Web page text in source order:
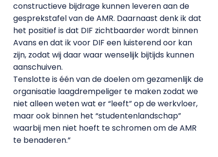
constructieve bijdrage kunnen leveren aan de
gesprekstafel van de AMR. Daarnaast denk ik dat
het positief is dat DIF zichtbaarder wordt binnen
Avans en dat ik voor DIF een luisterend oor kan
zijn, zodat wij daar waar wenselijk bijtijds kunnen
aanschuiven.
Tenslotte is één van de doelen om gezamenlijk de
organisatie laagdrempeliger te maken zodat we
niet alleen weten wat er “leeft” op de werkvloer,
maar ook binnen het “studentenlandschap”
waarbij men niet hoeft te schromen om de AMR
te benaderen.”